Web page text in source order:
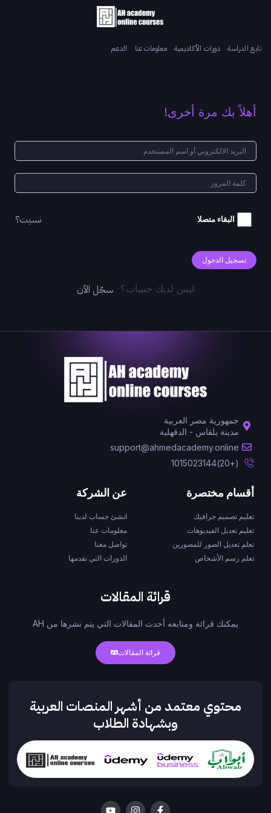
تابع الدراسة دورات الأكاديمية معلومات عنا الدعم
أهلاً بك مرة أخرى!
البقاء متصلا نسيت؟
تسجيل الدخول
ليس لديك حساب؟ سجّل الآن
جمهورية مصر العربية
مدينة بلقاس - الدقهلية
support@ahmedacademy.online
(+20)1015023144
أقسام مختصرة
تعليم تصميم جرافيك
تعليم تعديل الفيديوهات
تعلم تعديل الصور للمصورين
تعلم رسم الأشخاص
عن الشركة
انشئ حساب لدينا
معلومات عنا
تواصل معنا
الدورات التي نقدمها
قرائة المقالات
يمكنك قرائة ومتابعه أحدث المقالات التي يتم نشرها من AH
قرائة المقالات
محتوي معتمد من أشهر المنصات العربية
وبشهادة الطلاب